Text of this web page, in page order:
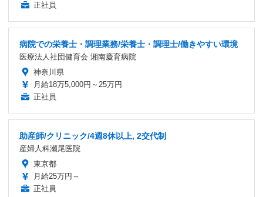
正社員
病院での栄養士・調理業務/栄養士・調理士/働きやすい環境
医療法人社団健育会 湘南慶育病院
神奈川県
月給18万5,000円～25万円
正社員
助産師/クリニック/4週8休以上, 2交代制
産婦人科瀬尾医院
東京都
月給25万円～
正社員